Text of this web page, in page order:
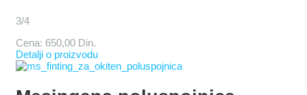
3/4
Cena: 650,00 Din.
Detalji o proizvodu